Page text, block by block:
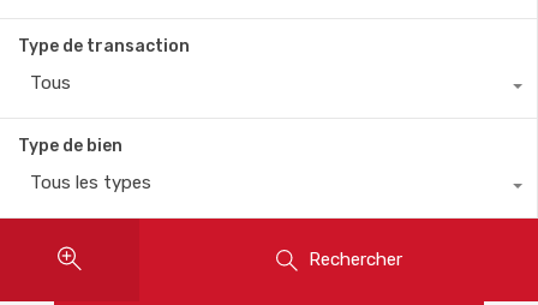
Type de transaction
Tous
Type de bien
Tous les types
Rechercher